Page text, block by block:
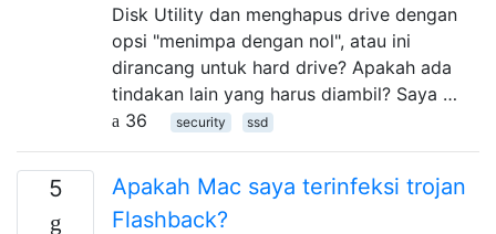
Disk Utility dan menghapus drive dengan
opsi "menimpa dengan nol", atau ini
dirancang untuk hard drive? Apakah ada
tindakan lain yang harus diambil? Saya …
36
security ssd
5
Apakah Mac saya terinfeksi trojan
Flashback?